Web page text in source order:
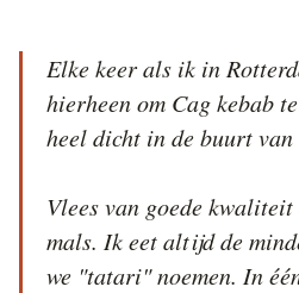
Elke keer als ik in
hierheen om Cag kebab
heel dicht in de buurt
Vlees van goede
mals. Ik eet altijd de
we "tatari" noemen. In